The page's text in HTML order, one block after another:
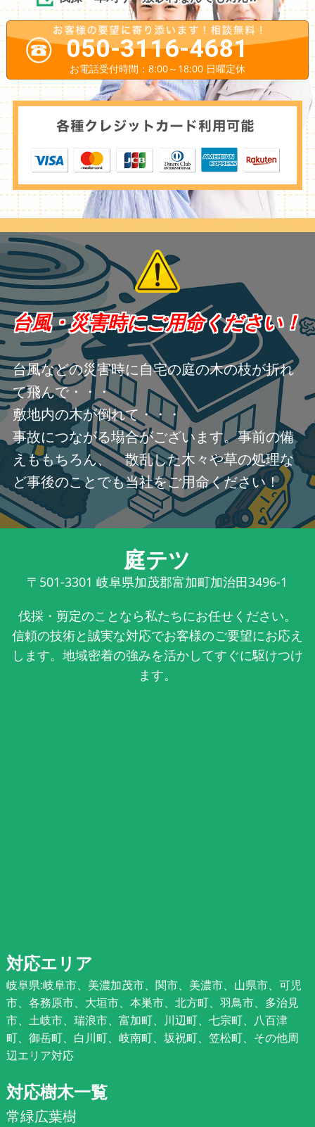
050-3116-4681
お電話受付時間：8:00～18:00 日曜定休
台風・災害時にご用命ください！
台風などの災害時に自宅の庭の木の枝が折れ
て飛んで・・・
敷地内の木が倒れて・・・
事故につながる場合がございます。事前の備
えももちろん、 散乱した木々や草の処理な
ど事後のことでも当社をご用命ください！
庭テツ
〒501-3301 岐阜県加茂郡富加町加治田3496-1
伐採・剪定のことなら私たちにお任せください。
信頼の技術と誠実な対応でお客様のご要望にお応え
します。地域密着の強みを活かしてすぐに駆けつけ
ます。
対応エリア
岐阜県:岐阜市、美濃加茂市、関市、美濃市、山県市、可児
市、各務原市、大垣市、本巣市、北方町、羽鳥市、多治見
市、土岐市、瑞浪市、富加町、川辺町、七宗町、八百津
町、御岳町、白川町、岐南町、坂祝町、笠松町、その他周
辺エリア対応
対応樹木一覧
常緑広葉樹